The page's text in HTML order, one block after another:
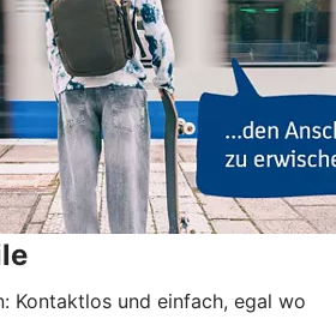
Kontaktlos und einfach, egal wo